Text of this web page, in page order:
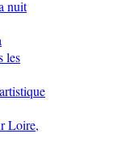
nuit
les
Loire,